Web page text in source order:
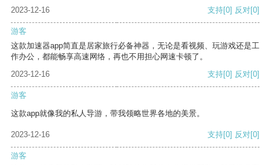
2023-12-16
支持[0] 反对[0]
游客
这款加速器app简直是居家旅行必备神器，无论是看视频、玩游戏还是工
作办公，都能畅享高速网络，再也不用担心网速卡顿了。
2023-12-16
支持[0] 反对[0]
游客
这款app就像我的私人导游，带我领略世界各地的美景。
2023-12-16 支持[0] 反对[0]
游客